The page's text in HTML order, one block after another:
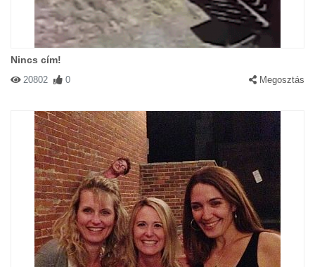
Nincs cím!
20802 0 Megosztás